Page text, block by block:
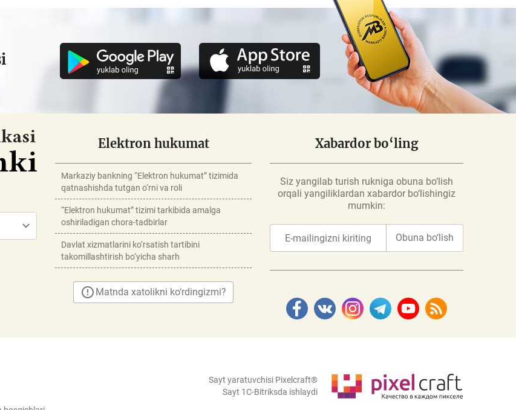
Elektron hukumat
Markaziy bankning “Elektron hukumat” tizimida
qatnashishda tutgan o‘rni va roli
“Elektron hukumat” tizimi tarkibida amalga
oshiriladigan chora-tadbirlar
Davlat xizmatlarini ko‘rsatish tartibini
takomillashtirish bo‘yicha sharh
Matnda xatolikni ko‘rdingizmi?
Xabardor bo‘ling
Siz yangilab turish rukniga obuna bo‘lish
orqali yangiliklardan xabardor bo‘lishingiz
mumkin:
Obuna bo‘lish
Sayt yaratuvchisi Pixelcraft®
Sayt 1C-Bitriksda ishlaydi